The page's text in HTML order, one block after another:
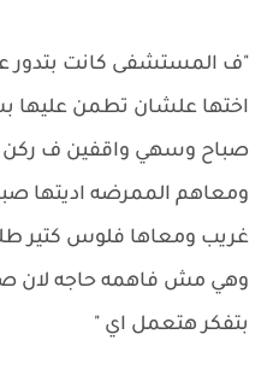
"ف المستشفى كانت بتدور
اختها علشان تطمن عليها
صباح وسهي واقفين ف
ومعاهم الممرضه اديتها
غريب ومعاها فلوس كتير
وهي مش فاهمه حاجه
بتفكر هتعمل اي "